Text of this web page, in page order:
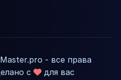
- все права
с
для вас